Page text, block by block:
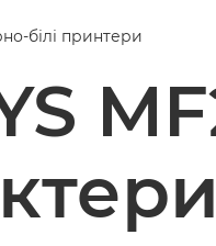
білі принтери